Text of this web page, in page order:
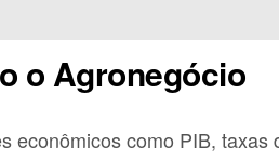
o Agronegócio
econômicos como PIB, taxas